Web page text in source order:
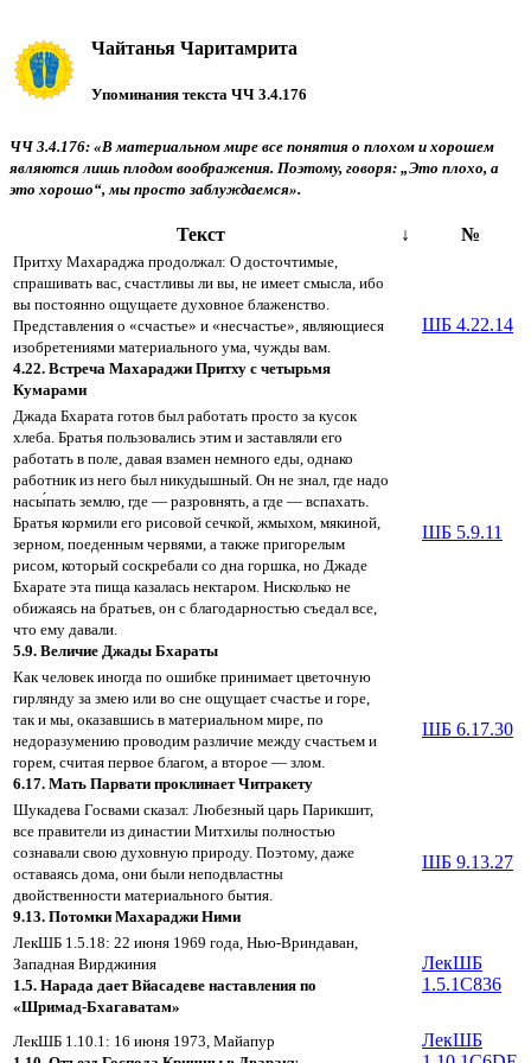
Чайтанья Чаритамрита
Упоминания текста ЧЧ 3.4.176
ЧЧ 3.4.176: «В материальном мире все понятия о плохом и хорошем
являются лишь плодом воображения. Поэтому, говоря: „Это плохо, а
это хорошо“, мы просто заблуждаемся».
Текст ↓ №
Притху Махараджа продолжал: О досточтимые,
спрашивать вас, счастливы ли вы, не имеет смысла, ибо
вы постоянно ощущаете духовное блаженство.
Представления о «счастье» и «несчастье», являющиеся
изобретениями материального ума, чужды вам.
4.22. Встреча Махараджи Притху с четырьмя
Кумарами
ШБ 4.22.14
Джада Бхарата готов был работать просто за кусок
хлеба. Братья пользовались этим и заставляли его
работать в поле, давая взамен немного еды, однако
работник из него был никудышный. Он не знал, где надо
насы́пать землю, где — разровнять, а где — вспахать.
Братья кормили его рисовой сечкой, жмыхом, мякиной,
зерном, поеденным червями, а также пригорелым
рисом, который соскребали со дна горшка, но Джаде
Бхарате эта пища казалась нектаром. Нисколько не
обижаясь на братьев, он с благодарностью съедал все,
что ему давали.
5.9. Величие Джады Бхараты
ШБ 5.9.11
Как человек иногда по ошибке принимает цветочную
гирлянду за змею или во сне ощущает счастье и горе,
так и мы, оказавшись в материальном мире, по
недоразумению проводим различие между счастьем и
горем, считая первое благом, а второе — злом.
6.17. Мать Парвати проклинает Читракету
ШБ 6.17.30
Шукадева Госвами сказал: Любезный царь Парикшит,
все правители из династии Митхилы полностью
сознавали свою духовную природу. Поэтому, даже
оставаясь дома, они были неподвластны
двойственности материального бытия.
9.13. Потомки Махараджи Ними
ШБ 9.13.27
ЛекШБ 1.5.18: 22 июня 1969 года, Нью-Вриндаван,
Западная Вирджиния
1.5. Нарада дает Вйасадеве наставления по
«Шримад-Бхагаватам»
ЛекШБ
1.5.1C836
ЛекШБ 1.10.1: 16 июня 1973, Майапур
ЛекШБ